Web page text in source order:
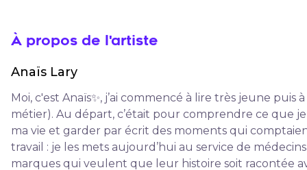
À propos de l'artiste
Anaïs Lary
Moi, c'est Anaïs✨, j’ai commencé à lire très jeune puis
métier). Au départ, c’était pour comprendre ce que
ma vie et garder par écrit des moments qui
travail : je les mets aujourd’hui au service de
marques qui veulent que leur histoire soit racontée